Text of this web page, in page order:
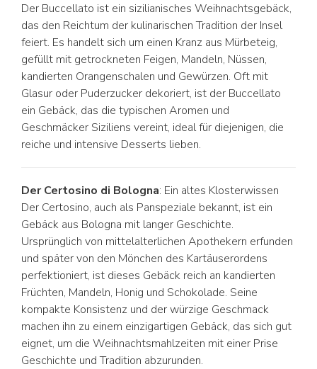
Der Buccellato ist ein sizilianisches Weihnachtsgebäck,
das den Reichtum der kulinarischen Tradition der Insel
feiert. Es handelt sich um einen Kranz aus Mürbeteig,
gefüllt mit getrockneten Feigen, Mandeln, Nüssen,
kandierten Orangenschalen und Gewürzen. Oft mit
Glasur oder Puderzucker dekoriert, ist der Buccellato
ein Gebäck, das die typischen Aromen und
Geschmäcker Siziliens vereint, ideal für diejenigen, die
reiche und intensive Desserts lieben.
Der Certosino di Bologna: Ein altes Klosterwissen
Der Certosino, auch als Panspeziale bekannt, ist ein
Gebäck aus Bologna mit langer Geschichte.
Ursprünglich von mittelalterlichen Apothekern erfunden
und später von den Mönchen des Kartäuserordens
perfektioniert, ist dieses Gebäck reich an kandierten
Früchten, Mandeln, Honig und Schokolade. Seine
kompakte Konsistenz und der würzige Geschmack
machen ihn zu einem einzigartigen Gebäck, das sich gut
eignet, um die Weihnachtsmahlzeiten mit einer Prise
Geschichte und Tradition abzurunden.